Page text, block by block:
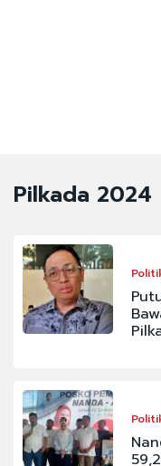
Pilkada 2024